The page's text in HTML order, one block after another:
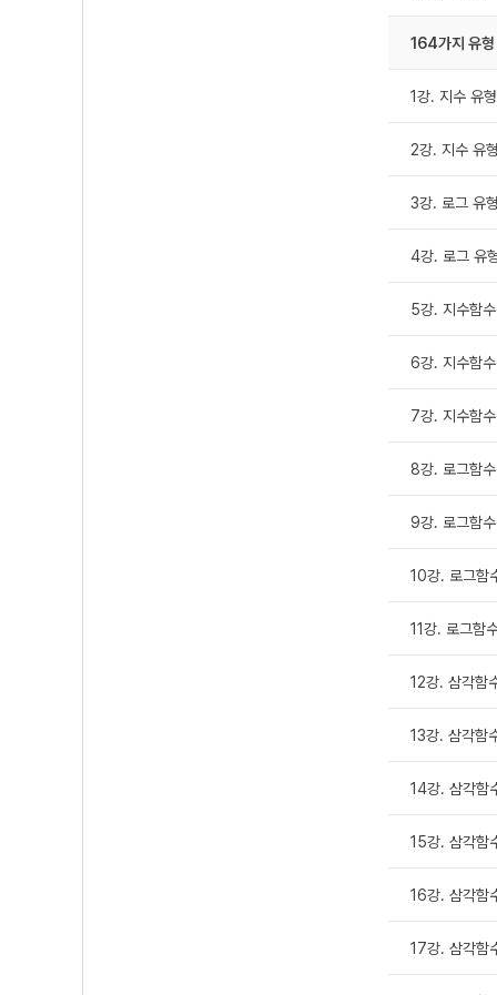
164가지 유형
1강. 지수 유
2강. 지수 유
3강. 로그 유
4강. 로그 유
5강. 지수함
6강. 지수함
7강. 지수함
8강. 로그함
9강. 로그함
10강. 로그
11강. 로그함
12강. 삼각
13강. 삼각
14강. 삼각
15강. 삼각
16강. 삼각
17강. 삼각